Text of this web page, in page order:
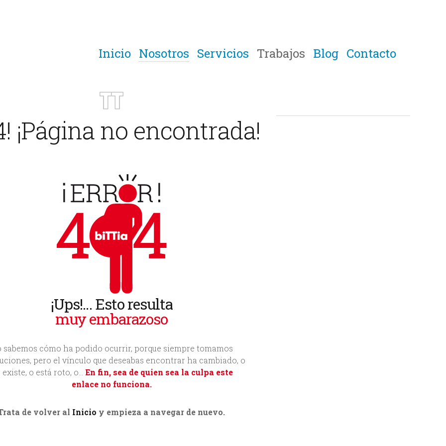
Inicio Nosotros Servicios Trabajos Blog Contacto
¡Página no encontrada!
¡Ups!… Esto resulta
muy embarazoso
sabemos cómo ha podido ocurrir, porque siempre tomamos
pero el vínculo que deseabas encontrar ha cambiado, o
o está roto, o… En fin, sea de quien sea la culpa este
enlace no funciona.
de volver al Inicio y empieza a navegar de nuevo.